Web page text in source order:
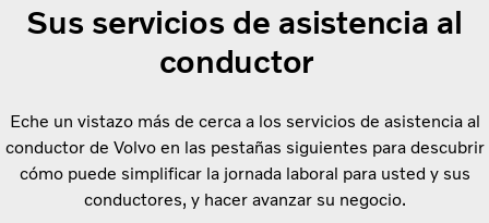
Sus servicios de asistencia al
conductor
Eche un vistazo más de cerca a los servicios de asistencia al
conductor de Volvo en las pestañas siguientes para descubrir
cómo puede simplificar la jornada laboral para usted y sus
conductores, y hacer avanzar su negocio.